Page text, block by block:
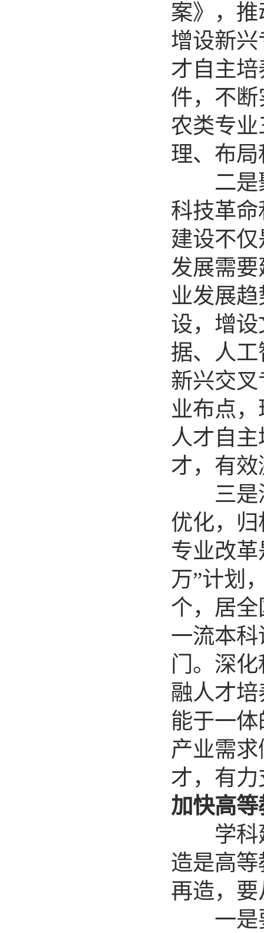
案》，
增设新
才自主
件，不
农类专
理、布
二是聚
科技革
建设不
发展需
业发展
设，增
据、人
新兴交
业布点
人才自
才，有
三是深
优化，
专业改
万”计划
个，居
一流本科
门。深
融人才
能于一
产业需
才，有
加快高
学科建
造是高
再造，
一是要